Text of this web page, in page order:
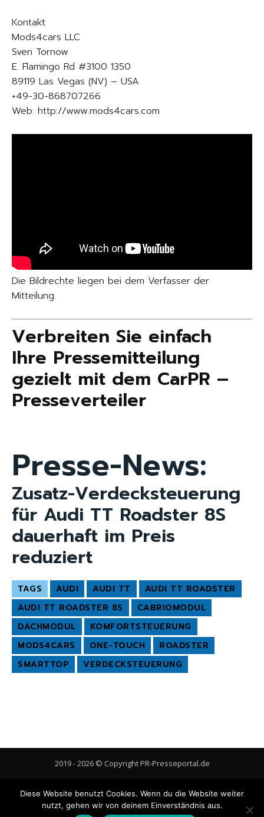
Kontakt
Mods4cars LLC
Sven Tornow
E. Flamingo Rd #3100 1350
89119 Las Vegas (NV) – USA
+49-30-868707266
Web: http://www.mods4cars.com
Die Bildrechte liegen bei dem Verfasser der
Mitteilung.
Verbreiten Sie einfach
Ihre Pressemitteilung
gezielt mit dem CarPR –
Presseverteiler
Presse-News:
Zusatz-Verdecksteuerung
für Audi TT Roadster 8S
dauerhaft im Preis
reduziert
TAGS AUDI AUDI TT
AUDI TT ROADSTER
AUDI TT ROADSTER 8S
CABRIOMODUL
DACHMODUL
KOMFORTSTEUERUNG
MODS4CARS
ONE-TOUCH
ROADSTER
SMARTTOP
VERDECKSTEUERUNG
2019 - 2026 © Copyright PR-Presseportal.de
Gastbeitrag veröffentlichen Cookie-Richtlinie (EU)
Diese Website benutzt Cookies. Wenn du die Website weiter
nutzt, gehen wir von deinem Einverständnis aus.